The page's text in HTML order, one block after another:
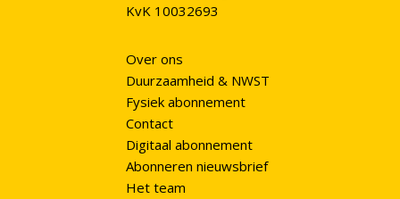
KvK 10032693
Over ons
Duurzaamheid & NWST
Fysiek abonnement
Contact
Digitaal abonnement
Abonneren nieuwsbrief
Het team